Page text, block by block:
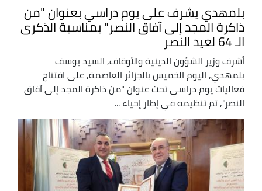
بلمهدي يشرف على يوم دراسي بعنوان "من
ذاكرة المجد إلى آفاق النصر" بمناسبة الذكرى
الـ 64 لعيد النصر
أشرف وزير الشؤون الدينية والأوقاف, السيد يوسف
بلمهدي, اليوم الخميس بالجزائر العاصمة, على افتتاح
فعاليات يوم دراسي تحت عنوان "من ذاكرة المجد إلى آفاق
النصر", تم تنظيمه في إطار إحياء ...